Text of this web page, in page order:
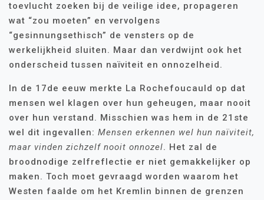
toevlucht zoeken bij de veilige idee, propageren
wat “zou moeten” en vervolgens
“gesinnungsethisch” de vensters op de
werkelijkheid sluiten. Maar dan verdwijnt ook het
onderscheid tussen naïviteit en onnozelheid.
In de 17de eeuw merkte La Rochefoucauld op dat
mensen wel klagen over hun geheugen, maar nooit
over hun verstand. Misschien was hem in de 21ste
wel dit ingevallen: Mensen erkennen wel hun naïviteit,
maar vinden zichzelf nooit onnozel. Het zal de
broodnodige zelfreflectie er niet gemakkelijker op
maken. Toch moet gevraagd worden waarom het
Westen faalde om het Kremlin binnen de grenzen